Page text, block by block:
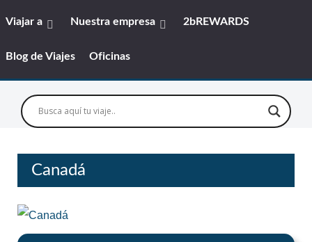
Viajar a Nuestra empresa 2bREWARDS
Blog de Viajes Oficinas
Canadá